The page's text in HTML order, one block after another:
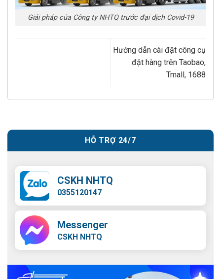
Giải pháp của Công ty NHTQ trước đại dịch Covid-19
Hướng dẫn cài đặt công cụ
đặt hàng trên Taobao,
Tmall, 1688
HỖ TRỢ 24/7
CSKH NHTQ
0355120147
Messenger
CSKH NHTQ